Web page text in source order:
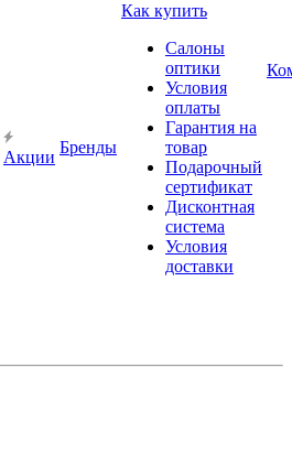
Акции
Бренды
Как купить
Салоны
оптики
Условия
оплаты
Гарантия на
товар
Подарочный
сертификат
Дисконтная
система
Условия
доставки